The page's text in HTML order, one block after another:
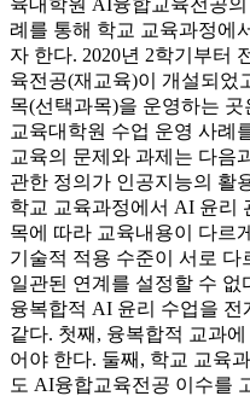
육대학원 AI융합교육전공
례를 통해 학교 교육과정에
자 한다. 2020년 2학기부터
육전공(재교육)이 개설되었
목(선택과목)을 운영하는
교육대학원 수업 운영 사례
교육의 문제와 과제는 다음
관한 정의가 인공지능의 활
학교 교육과정에서 AI 윤리
목에 따라 교육내용이 다르
기술적 적용 수준이 서로
일관된 연계를 설정할 수 없
융복합적 AI 윤리 수업을
같다. 첫째, 융복합적 교과
어야 한다. 둘째, 학교 교육
도 AI융합교육전공 이수를